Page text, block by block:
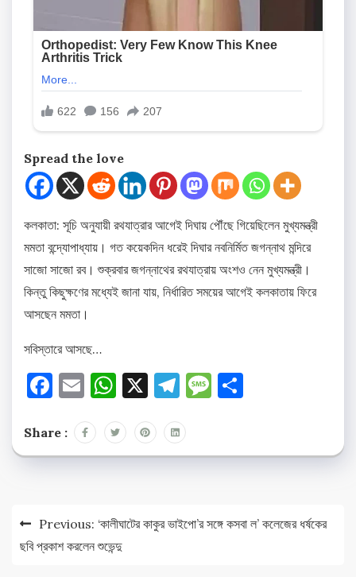
Spread the love
কলকাতা: সূচি অনুযায়ী রথযাত্রার আগেই দিঘায় পৌঁছে গিয়েছিলেন মুখ্যমন্ত্রী
মমতা বন্দ্যোপাধ্যায়। গত কয়েকদিন ধরেই দিঘার নবনির্মিত জগন্নাথ মন্দিরে
সাজো সাজো রব। শুক্রবার জগন্নাথের রথযাত্রায় অংশও নেন মুখ্যমন্ত্রী।
কিন্তু কিছুক্ষণের মধ্যেই জানা যায়, নির্ধারিত সময়ের আগেই কলকাতায় ফিরে
আসছেন মমতা।
সবিস্তারে আসছে…
Facebook
EmailWhatsApp
X Telegram
Message
Share :
Post
navigation
Previous: ‘কালীঘাটের কাকুর ভাইপো’র সঙ্গে কসবা ল’ কলেজের ধর্ষকের
ছবি প্রকাশ করলেন শুভেন্দু